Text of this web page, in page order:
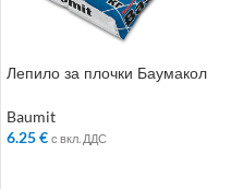
Лепило за плочки Баумакол
Baumit
6.25€ с вкл. ДДС